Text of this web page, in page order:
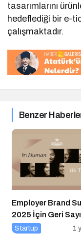
tasarımlarını
hedeflediği bir e-
çalışmaktadır.
Benzer
Employer Brand
2025 İçin Geri
Startup 1